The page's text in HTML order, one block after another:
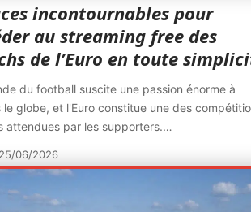
incontournables pour
au streaming free des
de l’Euro en toute
du football suscite une passion énorme à
le globe, et l'Euro constitue une des
attendues par les supporters.…
25/06/2026